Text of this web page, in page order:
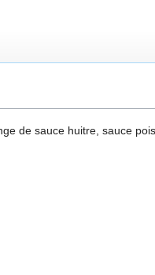
de sauce huitre, sauce